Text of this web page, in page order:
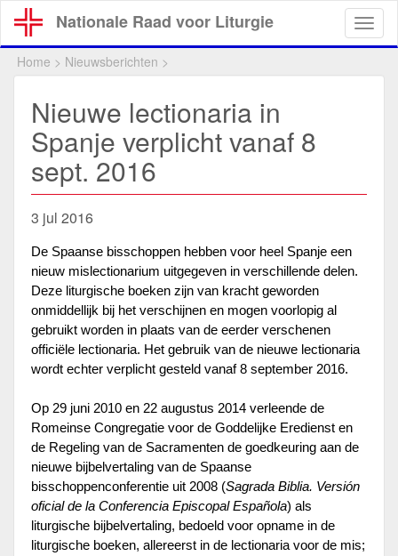
Overslaan
en
naar
Nationale Raad voor Liturgie
Home > Nieuwsberichten >
Nieuwe lectionaria in
Spanje verplicht vanaf 8
sept. 2016
3 jul 2016
De Spaanse bisschoppen hebben voor heel Spanje een
nieuw mislectionarium uitgegeven in verschillende delen.
Deze liturgische boeken zijn van kracht geworden
onmiddellijk bij het verschijnen en mogen voorlopig al
gebruikt worden in plaats van de eerder verschenen
officiële lectionaria. Het gebruik van de nieuwe lectionaria
wordt echter verplicht gesteld vanaf 8 september 2016.
Op 29 juni 2010 en 22 augustus 2014 verleende de
Romeinse Congregatie voor de Goddelijke Eredienst en
de Regeling van de Sacramenten de goedkeuring aan de
nieuwe bijbelvertaling van de Spaanse
bisschoppenconferentie uit 2008 (Sagrada Biblia. Versión
oficial de la Conferencia Episcopal Española) als
liturgische bijbelvertaling, bedoeld voor opname in de
liturgische boeken, allereerst in de lectionaria voor de mis;